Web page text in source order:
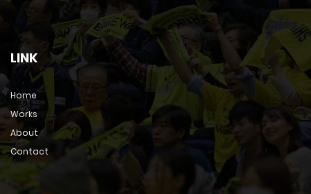
LINK
Home
Works
About
Contact